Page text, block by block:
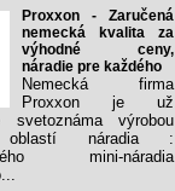
Proxxon - Zaručená
nemecká kvalita za
výhodné ceny,
náradie pre každého
Nemecká firma
Proxxon je už
svetoznáma výrobou
oblastí náradia :
mini-náradia